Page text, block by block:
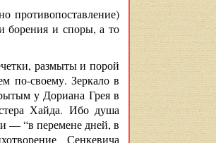
противопоставление)
борения и споры, а то
размыты и порой
по-своему. Зеркало в
у Дориана Грея в
Хайда. Ибо душа
— “в перемене дней, в
Сенкевича